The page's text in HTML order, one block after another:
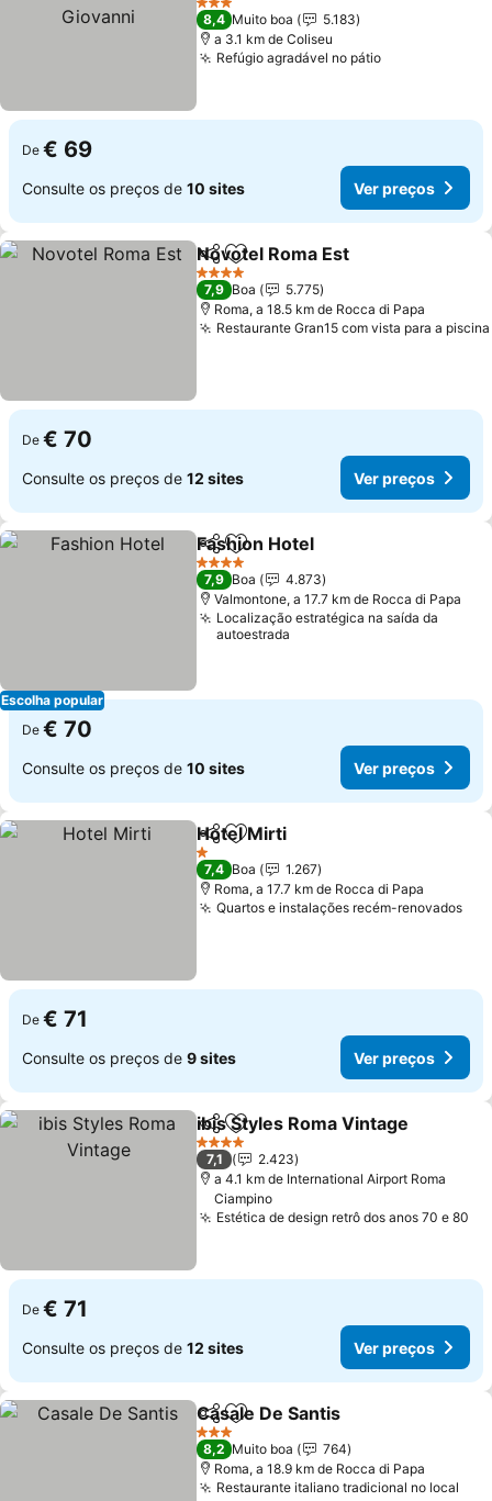
3 Estrelas
8,4 Muito boa
5.183
a 3.1 km de Coliseu
Refúgio agradável no pátio
De € 69
Consulte os preços de 10 sites Ver preços
PartilharAdicionar aos favoritos
Novotel Roma Est
4 Estrelas
7,9 Boa
5.775
Roma, a 18.5 km de Rocca di Papa
Restaurante Gran15 com vista para a piscina
De € 70
Consulte os preços de 12 sites Ver preços
Escolha popular
PartilharAdicionar aos favoritos
Fashion Hotel
4 Estrelas
7,9 Boa
4.873
Valmontone, a 17.7 km de Rocca di Papa
Localização estratégica na saída da
autoestrada
De € 70
Consulte os preços de 10 sites Ver preços
PartilharAdicionar aos favoritos
Hotel Mirti
1 Estrelas
7,4 Boa
1.267
Roma, a 17.7 km de Rocca di Papa
Quartos e instalações recém-renovados
De € 71
Consulte os preços de 9 sites Ver preços
PartilharAdicionar aos favoritos
ibis Styles Roma Vintage
4 Estrelas
7,1
2.423
a 4.1 km de International Airport Roma
Ciampino
Estética de design retrô dos anos 70 e 80
De € 71
Consulte os preços de 12 sites Ver preços
PartilharAdicionar aos favoritos
Casale De Santis
3 Estrelas
8,2 Muito boa
764
Roma, a 18.9 km de Rocca di Papa
Restaurante italiano tradicional no local